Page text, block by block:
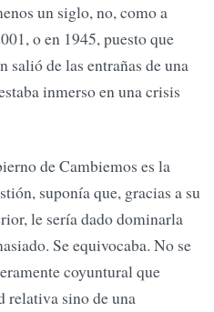
un siglo, no, como a
o en 1945, puesto que
salió de las entrañas de una
inmerso en una crisis
de Cambiemos es la
suponía que, gracias a su
le sería dado dominarla
Se equivocaba. No se
coyuntural que
sino de una